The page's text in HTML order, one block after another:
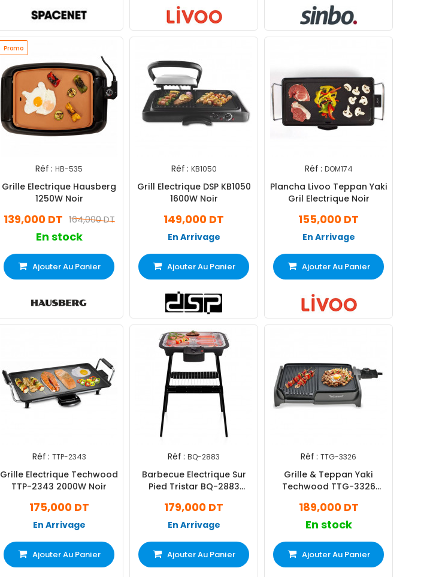
Promo
Réf : HB-535
Grille Electrique Hausberg
1250W Noir
164,000 DT
139,000 DT
En stock
Ajouter Au Panier
Réf : KB1050
Grill Electrique DSP KB1050
1600W Noir
149,000 DT
En Arrivage
Ajouter Au Panier
Réf : DOM174
Plancha Livoo Teppan Yaki
Gril Electrique Noir
155,000 DT
En Arrivage
Ajouter Au Panier
Réf : TTP-2343
Grille Electrique Techwood
TTP-2343 2000W Noir
175,000 DT
En Arrivage
Ajouter Au Panier
Réf : BQ-2883
Barbecue Electrique Sur
Pied Tristar BQ-2883
179,000 DT
En Arrivage
Ajouter Au Panier
Réf : TTG-3326
Grille & Teppan Yaki
Techwood TTG-3326
189,000 DT
En stock
Ajouter Au Panier